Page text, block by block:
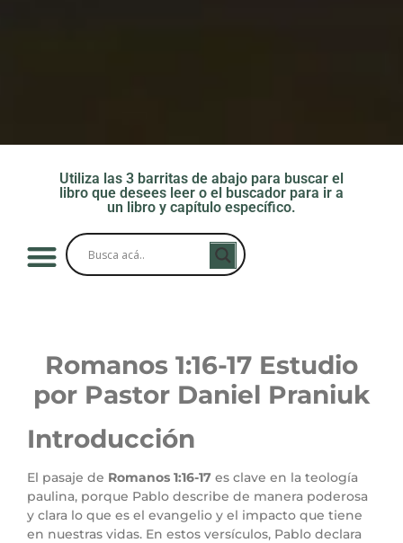
Utiliza las 3 barritas de abajo para buscar el
libro que desees leer o el buscador para ir a
un libro y capítulo específico.
Romanos 1:16-17 Estudio
por Pastor Daniel Praniuk
Introducción
El pasaje de Romanos 1:16-17 es clave en la teología
paulina, porque Pablo describe de manera poderosa
y clara lo que es el evangelio y el impacto que tiene
en nuestras vidas. En estos versículos, Pablo declara